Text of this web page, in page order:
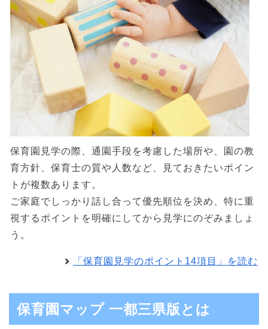
保育園見学の際、通園手段を考慮した場所や、園の教
育方針、保育士の質や人数など、見ておきたいポイン
トが複数あります。
ご家庭でしっかり話し合って優先順位を決め、特に重
視するポイントを明確にしてから見学にのぞみましょ
う。
「保育園見学のポイント14項目」を読む
保育園マップ 一都三県版とは